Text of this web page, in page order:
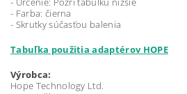
- Farba: čierna
- Skrutky súčasťou balenia
Tabuľka použitia adaptérov HOPE
Výrobca:
Hope Technology Ltd.